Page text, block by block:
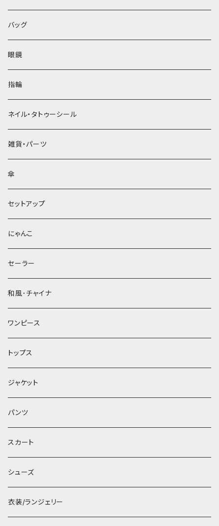
バッグ
眼鏡
指輪
ネイル・タトゥーシール
雑貨・パーツ
傘
セットアップ
にゃんこ
セーラー
和風･チャイナ
ワンピース
トップス
ジャケット
パンツ
スカート
シューズ
衣装/ランジェリー